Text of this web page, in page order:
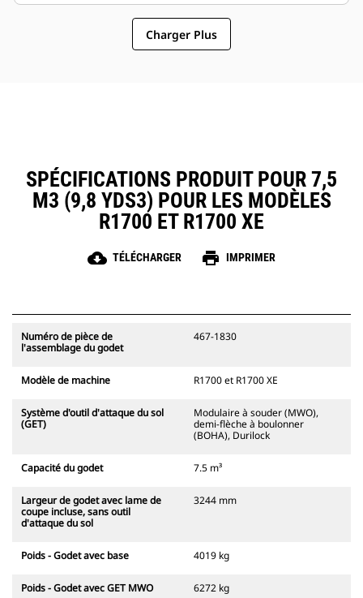
manutention et des composants.
Caterpillar propose le godet et une suite complète
d'options de GET. Caterpillar et nos concessionnaires
Charger Plus
SPÉCIFICATIONS PRODUIT POUR 7,5
M3 (9,8 YDS3) POUR LES MODÈLES
R1700 ET R1700 XE
cloud_download TÉLÉCHARGER print IMPRIMER
Numéro de pièce de
l'assemblage du godet
467-1830
Modèle de machine R1700 et R1700 XE
Système d'outil d'attaque du sol
(GET)
Modulaire à souder (MWO),
demi-flèche à boulonner
(BOHA), Durilock
Capacité du godet 7.5 m³
Largeur de godet avec lame de
coupe incluse, sans outil
d'attaque du sol
3244 mm
Poids - Godet avec base 4019 kg
Poids - Godet avec GET MWO 6272 kg